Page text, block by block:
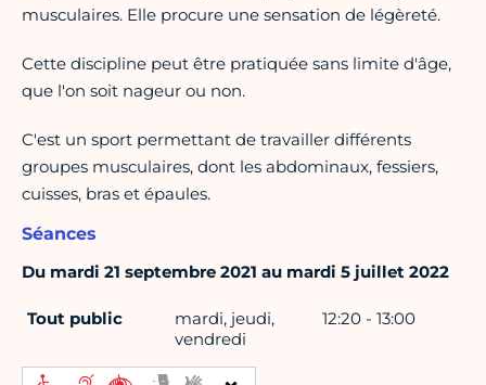
musculaires. Elle procure une sensation de légèreté.
Cette discipline peut être pratiquée sans limite d'âge,
que l'on soit nageur ou non.
C'est un sport permettant de travailler différents
groupes musculaires, dont les abdominaux, fessiers,
cuisses, bras et épaules.
Séances
Du mardi 21 septembre 2021 au mardi 5 juillet 2022
Tout public
mardi, jeudi,
vendredi
12:20 - 13:00